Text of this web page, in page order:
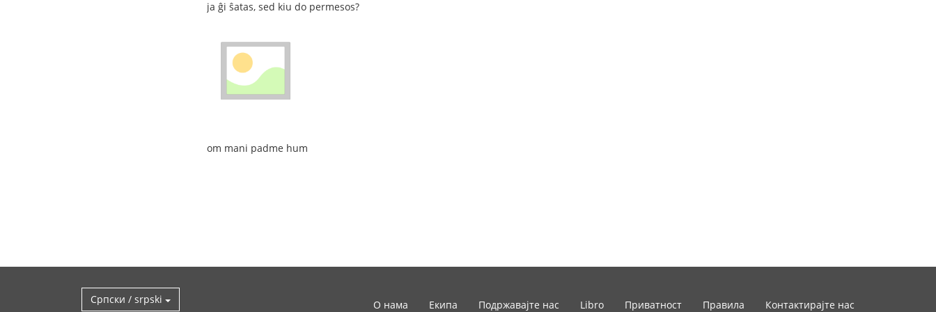
ja ĝi ŝatas, sed kiu do permesos?
om mani padme hum
Српски / srpski О нама Екипа Подржавајте нас Libro Приватност Правила Контактирајте нас